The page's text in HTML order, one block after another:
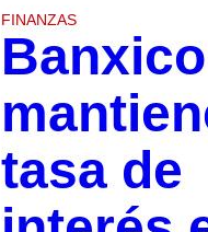
FINANZAS
Banxico
tasa de